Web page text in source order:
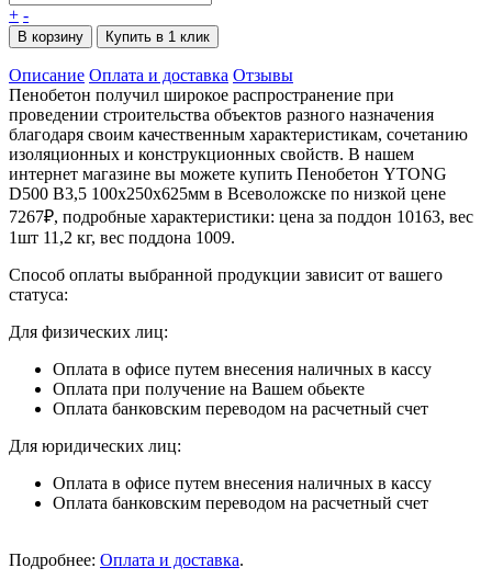
+ -
В корзину Купить в 1 клик
Описание Оплата и доставка Отзывы
Пенобетон получил широкое распространение при
проведении строительства объектов разного назначения
благодаря своим качественным характеристикам, сочетанию
изоляционных и конструкционных свойств. В нашем
интернет магазине вы можете купить Пенобетон YTONG
D500 В3,5 100х250х625мм в Всеволожске по низкой цене
7267₽, подробные характеристики: цена за поддон 10163, вес
1шт 11,2 кг, вес поддона 1009.
Способ оплаты выбранной продукции зависит от вашего
статуса:
Для физических лиц:
Оплата в офисе путем внесения наличных в кассу
Оплата при получение на Вашем обьекте
Оплата банковским переводом на расчетный счет
Для юридических лиц:
Оплата в офисе путем внесения наличных в кассу
Оплата банковским переводом на расчетный счет
Подробнее: Оплата и доставка.